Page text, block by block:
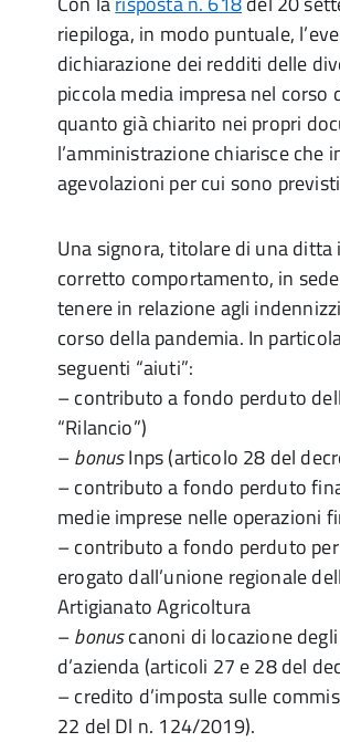
riepiloga, in modo puntuale,
dichiarazione dei redditi delle
piccola media impresa nel
quanto già chiarito nei propri
l’amministrazione chiarisce che
agevolazioni per cui sono
Una signora, titolare di una ditta
corretto comportamento, in
tenere in relazione agli
corso della pandemia. In
seguenti “aiuti”:
– contributo a fondo perduto
“Rilancio”)
–bonusInps (articolo 28 del
– contributo a fondo perduto
medie imprese nelle operazioni
– contributo a fondo perduto
erogato dall’unione regionale
Artigianato Agricoltura
–bonuscanoni di locazione
d’azienda (articoli 27 e 28 del
– credito d’imposta sulle
22 del Dl n. 124/2019).